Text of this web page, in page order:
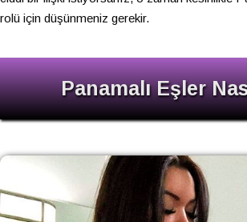
rolü için düşünmeniz gerekir.
Panamalı Eşler